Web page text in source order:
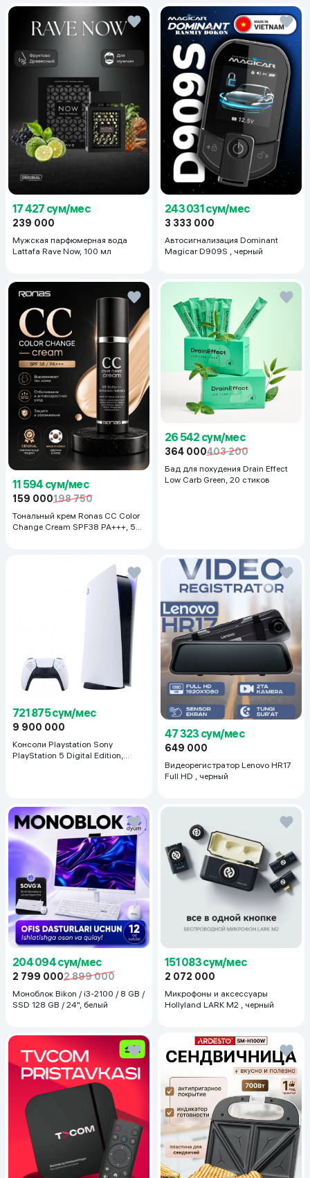
17 427 сум/мес
239 000
Мужская парфюмерная вода
Lattafa Rave Now, 100 мл
243 031 сум/мес
3 333 000
Автосигнализация Dominant
Magicar D909S , черный
11 594 сум/мес
159 000198 750
Тональный крем Ronas CC Color
Change Cream SPF38 PA+++, 50
26 542 сум/мес
364 000403 200
Бад для похудения Drain Effect
Low Carb Green, 20 стиков
721 875 сум/мес
9 900 000
Консоли Playstation Sony
PlayStation 5 Digital Edition,
47 323 сум/мес
649 000
Видеорегистратор Lenovo HR17
Full HD , черный
204 094 сум/мес
2 799 0002 899 000
Моноблок Bikon / i3-2100 / 8 GB /
SSD 128 GB / 24", белый
151 083 сум/мес
2 072 000
Микрофоны и аксессуары
Hollyland LARK M2 , черный